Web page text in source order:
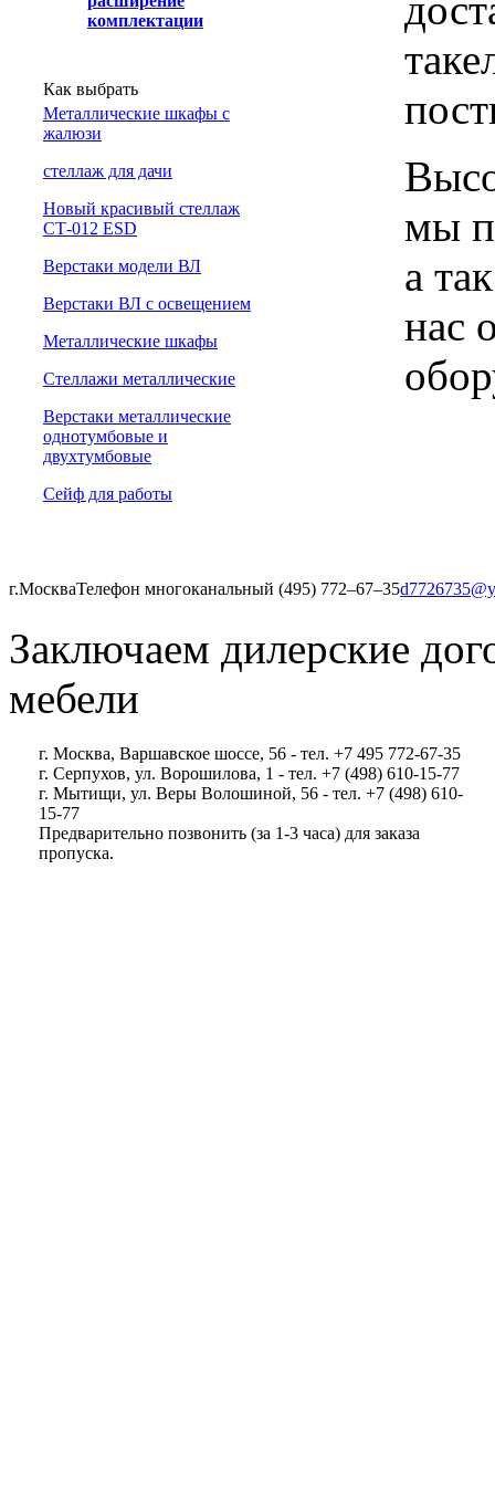
комплектации
Как выбрать
Металлические шкафы с
жалюзи
cтеллаж для дачи
Новый красивый стеллаж
СТ-012 ESD
Верстаки модели ВЛ
Верстаки ВЛ с освещением
Металлические шкафы
Стеллажи металлические
Верстаки металлические
однотумбовые и
двухтумбовые
Сейф для работы
мы
а
нас
г.МоскваТелефон многоканальный (495) 772‒67‒35
Заключаем дилерские
мебели
г. Москва, Варшавское шоссе, 56 - тел. +7 495 772-67-35
г. Серпухов, ул. Ворошилова, 1 - тел. +7 (498) 610-15-77
г. Мытищи, ул. Веры Волошиной, 56 - тел. +7 (498) 610-
15-77
Предварительно позвонить (за 1-3 часа) для заказа
пропуска.